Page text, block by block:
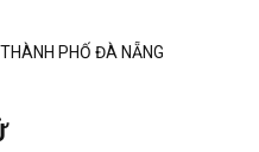
PHỐ ĐÀ NẴNG